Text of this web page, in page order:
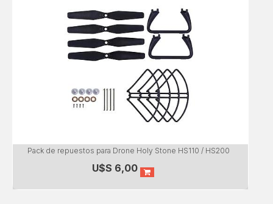
Pack de repuestos para Drone Holy Stone HS110 / HS200
U$S 6,00